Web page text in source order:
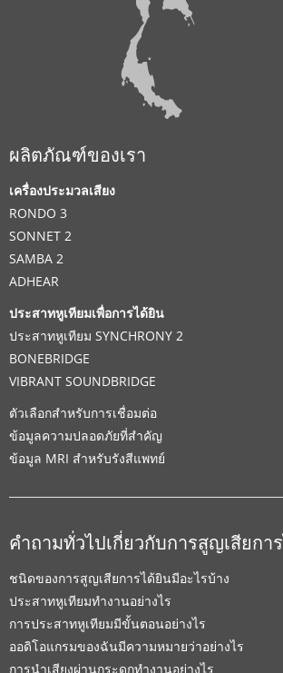
ผลิตภัณฑ์ของเรา
เครื่องประมวลเสียง
RONDO 3
SONNET 2
SAMBA 2
ADHEAR
ประสาทหูเทียมเพื่อการได้ยิน
ประสาทหูเทียม SYNCHRONY 2
BONEBRIDGE
VIBRANT SOUNDBRIDGE
ตัวเลือกสำหรับการเชื่อมต่อ
ข้อมูลความปลอดภัยที่สำคัญ
ข้อมูล MRI สำหรับรังสีแพทย์
คำถามทั่วไปเกี่ยวกับการสูญเสียกา
ชนิดของการสูญเสียการได้ยินมีอะไรบ้าง
ประสาทหูเทียมทำงานอย่างไร
การประสาทหูเทียมมีขั้นตอนอย่างไร
ออดิโอแกรมของฉันมีความหมายว่าอย่างไร
การนำเสียงผ่านกระดูกทำงานอย่างไร